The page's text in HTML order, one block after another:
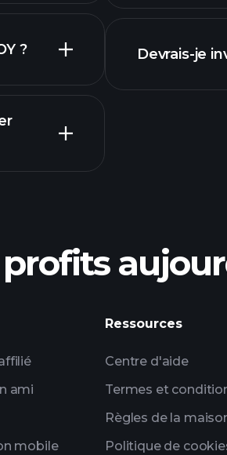
?
des
Devrais-je
listes de
ami
mobile
Ressources
Centre d'aide
Termes et
Règles de la
Politique de